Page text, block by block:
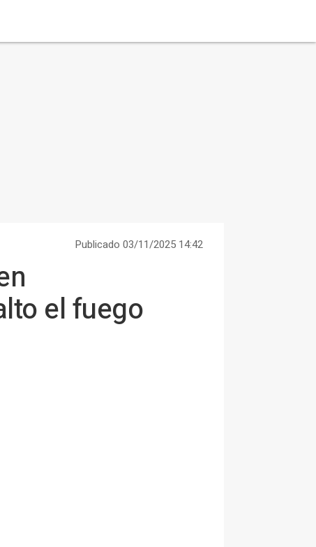
Publicado 03/11/2025 14:42
el fuego